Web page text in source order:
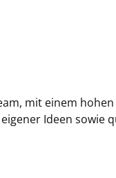
mit einem
Ideen sowie